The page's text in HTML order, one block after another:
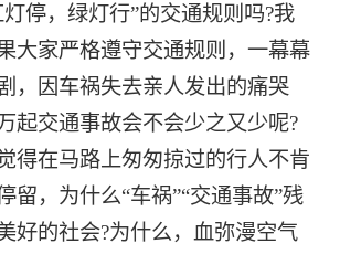
停，绿灯行”的交通规则吗?我
大家严格遵守交通规则，一幕幕
，因车祸失去亲人发出的痛哭
交通事故会不会少之又少呢?
得在马路上匆匆掠过的行人不肯
留，为什么“车祸”“交通事故”残
好的社会?为什么，血弥漫空气